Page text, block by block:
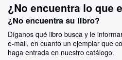
¿No encuentra lo que
¿No encuentra su libro?
Díganos qué libro busca y le
e-mail, en cuanto un ejemplar que
haga entrada en nuestro catálogo.